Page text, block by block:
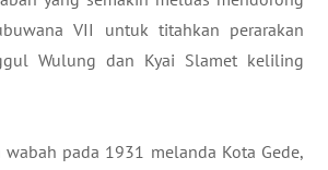
VII untuk titahkan perarakan
Wulung dan Kyai Slamet keliling
pada 1931 melanda Kota Gede,